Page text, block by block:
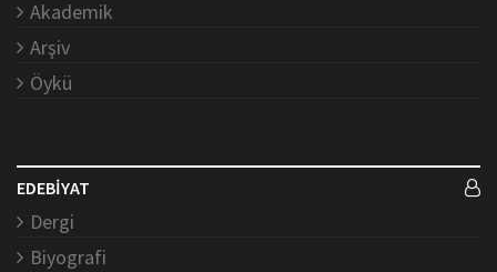
Akademik
Arşiv
Öykü
EDEBİYAT
Dergi
Biyografi